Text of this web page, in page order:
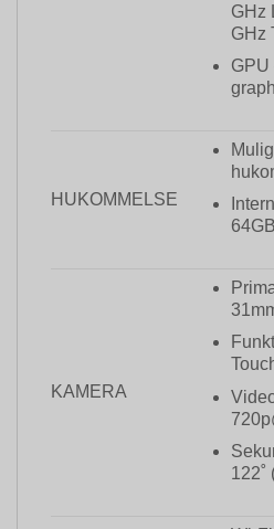
GHz
GHz
GPU
HUKOMMELSE
KAMERA
122˚